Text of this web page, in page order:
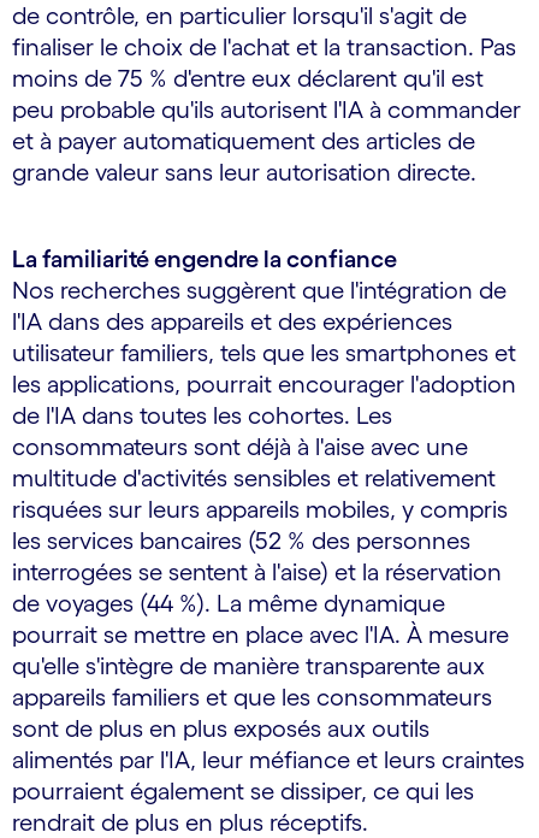
de contrôle, en particulier lorsqu'il s'agit de
finaliser le choix de l'achat et la transaction. Pas
moins de 75 % d'entre eux déclarent qu'il est
peu probable qu'ils autorisent l'IA à commander
et à payer automatiquement des articles de
grande valeur sans leur autorisation directe.
La familiarité engendre la confiance
Nos recherches suggèrent que l'intégration de
l'IA dans des appareils et des expériences
utilisateur familiers, tels que les smartphones et
les applications, pourrait encourager l'adoption
de l'IA dans toutes les cohortes. Les
consommateurs sont déjà à l'aise avec une
multitude d'activités sensibles et relativement
risquées sur leurs appareils mobiles, y compris
les services bancaires (52 % des personnes
interrogées se sentent à l'aise) et la réservation
de voyages (44 %). La même dynamique
pourrait se mettre en place avec l'IA. À mesure
qu'elle s'intègre de manière transparente aux
appareils familiers et que les consommateurs
sont de plus en plus exposés aux outils
alimentés par l'IA, leur méfiance et leurs craintes
pourraient également se dissiper, ce qui les
rendrait de plus en plus réceptifs.